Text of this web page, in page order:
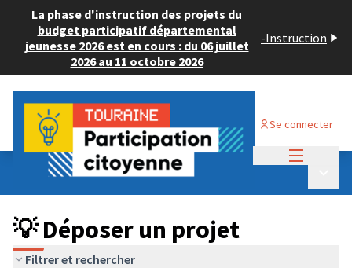
La phase d'instruction des projets du
budget participatif départemental
jeunesse 2026 est en cours : du 06 juillet
2026 au 11 octobre 2026
-Instruction
Se connecter
Budget Participatif ADULTE 2024
💡 Déposer un projet
💡 Déposer un projet
Filtrer et rechercher